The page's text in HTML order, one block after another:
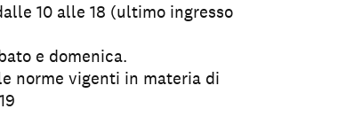
10 alle 18 (ultimo ingresso
e domenica.
norme vigenti in materia di